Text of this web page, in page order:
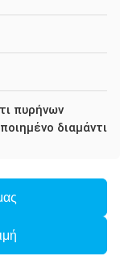
πυρήνων
διαμάντι